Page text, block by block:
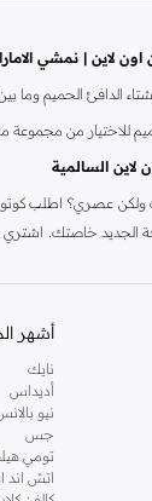
لاين | نمشي
الدافئ الحميم
للاختيار من مجموعة
السالمية
عصري؟ اطلب كوتون أون
خاصتك. اشتري
الخالية من المتاعب وخدمة
أشهر
نايك
أديداس
نيو
جس
تومي
اتش اند